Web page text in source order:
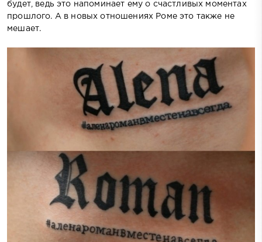
будет, ведь это напоминает ему о счастливых моментах
прошлого. А в новых отношениях Роме это также не
мешает.